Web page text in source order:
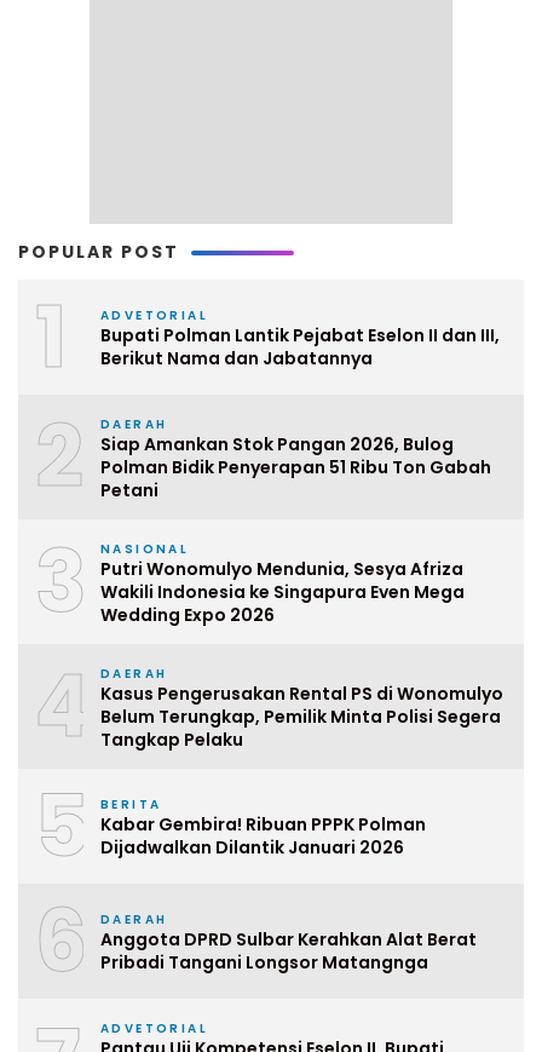
POPULAR POST
1 ADVETORIAL
Bupati Polman Lantik Pejabat Eselon II dan III,
Berikut Nama dan Jabatannya
2 DAERAH
Siap Amankan Stok Pangan 2026, Bulog
Polman Bidik Penyerapan 51 Ribu Ton Gabah
Petani
3 NASIONAL
Putri Wonomulyo Mendunia, Sesya Afriza
Wakili Indonesia ke Singapura Even Mega
Wedding Expo 2026
4 DAERAH
Kasus Pengerusakan Rental PS di Wonomulyo
Belum Terungkap, Pemilik Minta Polisi Segera
Tangkap Pelaku
5 BERITA
Kabar Gembira! Ribuan PPPK Polman
Dijadwalkan Dilantik Januari 2026
6 DAERAH
Anggota DPRD Sulbar Kerahkan Alat Berat
Pribadi Tangani Longsor Matangnga
ADVETORIAL